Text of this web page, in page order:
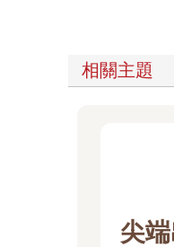
相關主題
尖